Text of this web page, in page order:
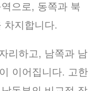
으로, 동쪽과 북
차지합니다.
리하고, 남쪽과 남
이어집니다. 고한